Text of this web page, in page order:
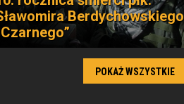
Berdychowskiego
POKAŻ WSZYSTKIE